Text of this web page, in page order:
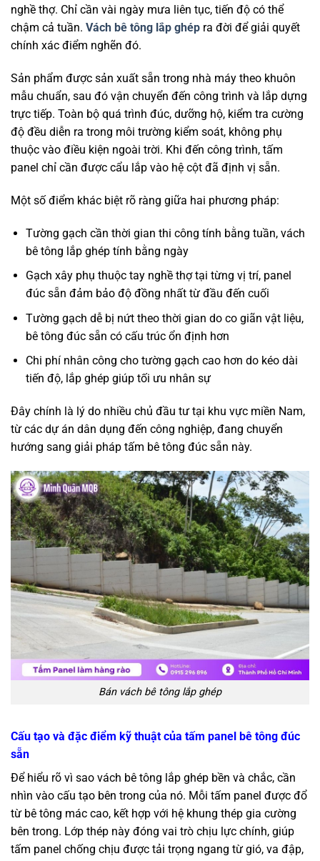
nghề thợ. Chỉ cần vài ngày mưa liên tục, tiến độ có thể
chậm cả tuần. Vách bê tông lắp ghép ra đời để giải quyết
chính xác điểm nghẽn đó.
Sản phẩm được sản xuất sẵn trong nhà máy theo khuôn
mẫu chuẩn, sau đó vận chuyển đến công trình và lắp dựng
trực tiếp. Toàn bộ quá trình đúc, dưỡng hộ, kiểm tra cường
độ đều diễn ra trong môi trường kiểm soát, không phụ
thuộc vào điều kiện ngoài trời. Khi đến công trình, tấm
panel chỉ cần được cẩu lắp vào hệ cột đã định vị sẵn.
Một số điểm khác biệt rõ ràng giữa hai phương pháp:
Tường gạch cần thời gian thi công tính bằng tuần, vách
bê tông lắp ghép tính bằng ngày
Gạch xây phụ thuộc tay nghề thợ tại từng vị trí, panel
đúc sẵn đảm bảo độ đồng nhất từ đầu đến cuối
Tường gạch dễ bị nứt theo thời gian do co giãn vật liệu,
bê tông đúc sẵn có cấu trúc ổn định hơn
Chi phí nhân công cho tường gạch cao hơn do kéo dài
tiến độ, lắp ghép giúp tối ưu nhân sự
Đây chính là lý do nhiều chủ đầu tư tại khu vực miền Nam,
từ các dự án dân dụng đến công nghiệp, đang chuyển
hướng sang giải pháp tấm bê tông đúc sẵn này.
Bán vách bê tông lắp ghép
Cấu tạo và đặc điểm kỹ thuật của tấm panel bê tông đúc
sẵn
Để hiểu rõ vì sao vách bê tông lắp ghép bền và chắc, cần
nhìn vào cấu tạo bên trong của nó. Mỗi tấm panel được đổ
từ bê tông mác cao, kết hợp với hệ khung thép gia cường
bên trong. Lớp thép này đóng vai trò chịu lực chính, giúp
tấm panel chống chịu được tải trọng ngang từ gió, va đập,